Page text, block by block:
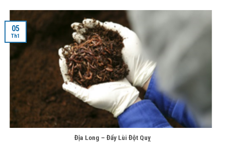
Địa Long – Đẩy Lùi Đột Quỵ
05
Th1